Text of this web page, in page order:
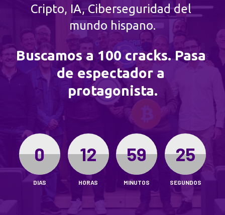
Cripto, IA, Ciberseguridad del
mundo hispano.
Buscamos a 100 cracks. Pasa
de espectador a
protagonista.
0
DIAS
12
HORAS
59
MINUTOS
24
SEGUNDOS